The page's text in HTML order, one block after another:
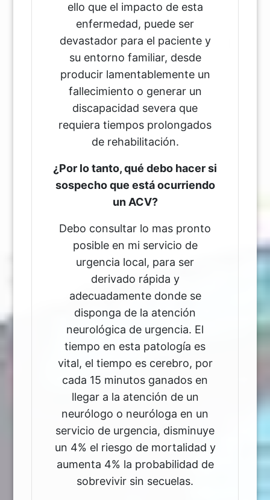
ello que el impacto de esta
enfermedad, puede ser
devastador para el paciente y
su entorno familiar, desde
producir lamentablemente un
fallecimiento o generar un
discapacidad severa que
requiera tiempos prolongados
de rehabilitación.
¿Por lo tanto, qué debo hacer si
sospecho que está ocurriendo
un ACV?
Debo consultar lo mas pronto
posible en mi servicio de
urgencia local, para ser
derivado rápida y
adecuadamente donde se
disponga de la atención
neurológica de urgencia. El
tiempo en esta patología es
vital, el tiempo es cerebro, por
cada 15 minutos ganados en
llegar a la atención de un
neurólogo o neuróloga en un
servicio de urgencia, disminuye
un 4% el riesgo de mortalidad y
aumenta 4% la probabilidad de
sobrevivir sin secuelas.